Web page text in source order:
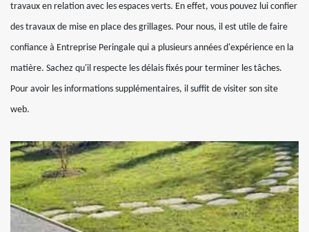
travaux en relation avec les espaces verts. En effet, vous pouvez lui confier
des travaux de mise en place des grillages. Pour nous, il est utile de faire
confiance à Entreprise Peringale qui a plusieurs années d'expérience en la
matière. Sachez qu'il respecte les délais fixés pour terminer les tâches.
Pour avoir les informations supplémentaires, il suffit de visiter son site
web.